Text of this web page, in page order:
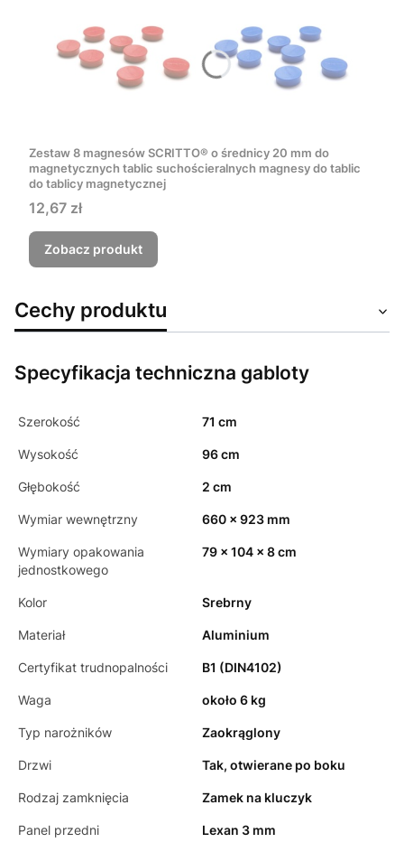
Zestaw 8 magnesów SCRITTO® o średnicy 20 mm do
magnetycznych tablic suchościeralnych magnesy do tablic
do tablicy magnetycznej
Cena
12,67 zł
Zobacz produkt
Cechy produktu
Specyfikacja techniczna gabloty
Szerokość 71 cm
Wysokość 96 cm
Głębokość 2 cm
Wymiar wewnętrzny 660 x 923 mm
Wymiary opakowania
jednostkowego
79 x 104 x 8 cm
Kolor Srebrny
Materiał Aluminium
Certyfikat trudnopalności B1 (DIN4102)
Waga około 6 kg
Typ narożników Zaokrąglony
Drzwi Tak, otwierane po boku
Rodzaj zamknięcia Zamek na kluczyk
Panel przedni Lexan 3 mm